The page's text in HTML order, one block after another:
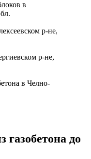
в
р-не,
р-не,
в Челно-
газобетона до